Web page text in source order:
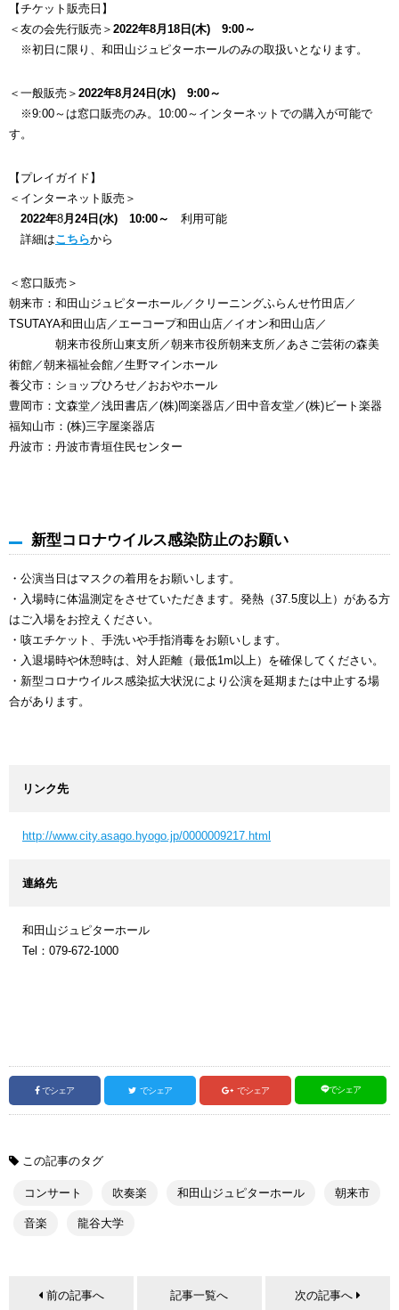
【チケット販売日】
＜友の会先行販売＞ 2022年8月18日(木) 9:00～
※初日に限り、和田山ジュピターホールのみの取扱いとなります。
＜一般販売＞ 2022年8月24日(水) 9:00～
※9:00～は窓口販売のみ。10:00～インターネットでの購入が可能で
す。
【プレイガイド】
＜インターネット販売＞
2022年8月24日(水) 10:00～ 利用可能
詳細はこちらから
＜窓口販売＞
朝来市：和田山ジュピターホール／クリーニングふらんせ竹田店／
TSUTAYA和田山店／エーコープ和田山店／イオン和田山店／
朝来市役所山東支所／朝来市役所朝来支所／あさご芸術の森美
術館／朝来福祉会館／生野マインホール
養父市：ショップひろせ／おおやホール
豊岡市：文森堂／浅田書店／(株)岡楽器店／田中音友堂／(株)ビート楽器
福知山市：(株)三字屋楽器店
丹波市：丹波市青垣住民センター
新型コロナウイルス感染防止のお願い
・公演当日はマスクの着用をお願いします。
・入場時に体温測定をさせていただきます。発熱（37.5度以上）がある方
はご入場をお控えください。
・咳エチケット、手洗いや手指消毒をお願いします。
・入退場時や休憩時は、対人距離（最低1m以上）を確保してください。
・新型コロナウイルス感染拡大状況により公演を延期または中止する場
合があります。
リンク先
http://www.city.asago.hyogo.jp/0000009217.html
連絡先
和田山ジュピターホール
Tel：079-672-1000
でシェア でシェア でシェア でシェア
この記事のタグ
コンサート 吹奏楽 和田山ジュピターホール 朝来市
音楽 龍谷大学
前の記事へ 記事一覧へ 次の記事へ